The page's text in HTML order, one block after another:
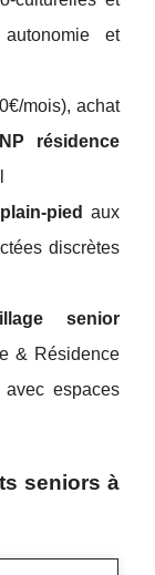
et
mois), achat
résidence
pied aux
discrètes
senior
& Résidence
avec espaces
seniors à